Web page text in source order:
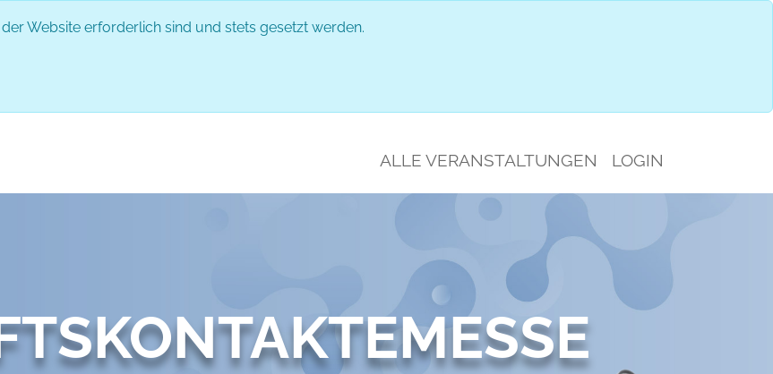
Website erforderlich sind und stets gesetzt werden.
ALLE VERANSTALTUNGEN LOGIN
PARTNER